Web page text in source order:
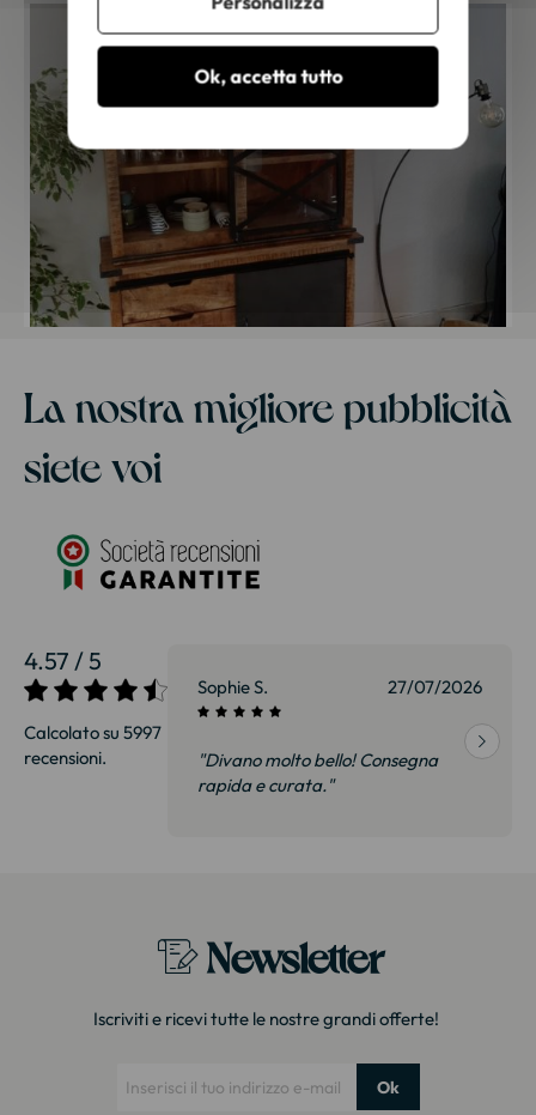
La nostra migliore pubblicità
siete voi
4.57 / 5
Calcolato su 5997
recensioni.
27/07/2026 Sophie S. 27/07/2026
"Divano molto bello! Consegna
rapida e curata."
Newsletter
Iscriviti e ricevi tutte le nostre grandi offerte!
Ok
Ok, accetta tutto